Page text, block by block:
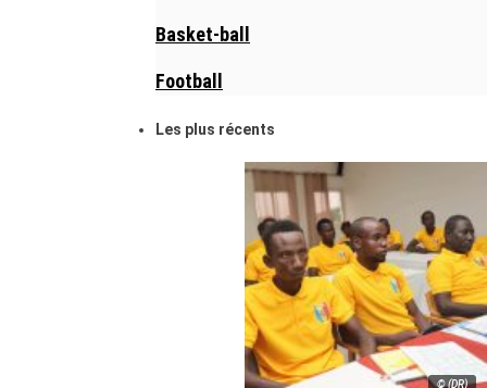
Basket-ball
Football
Les plus récents
© (DR)